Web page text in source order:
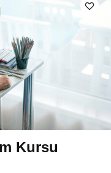
Kursu